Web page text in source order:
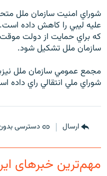
زبان‌های دیگر
شوراي امنيت سازمان ملل
عليه ليبي را كاهش داده
كه براي حمايت از دولت
سازمان ملل تشكيل شود.
مجمع عمومي سازمان ملل
شوراي ملي انتقالي راي داده
ارسال دسترسی
مهم‌ترین خبرهای